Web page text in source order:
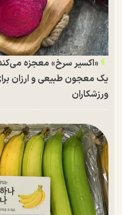
«اکسیر سرخ» معجزه
یک معجون طبیعی و ارزان
ورزشکاران